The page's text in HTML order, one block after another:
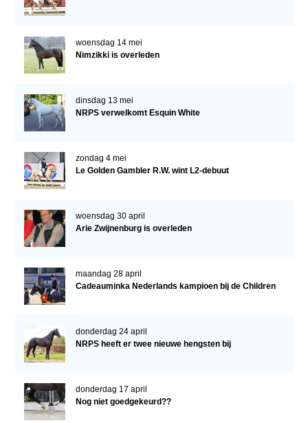
woensdag 14 mei
Nimzikki is overleden
dinsdag 13 mei
NRPS verwelkomt Esquin White
zondag 4 mei
Le Golden Gambler R.W. wint L2-debuut
woensdag 30 april
Arie Zwijnenburg is overleden
maandag 28 april
Cadeauminka Nederlands kampioen bij de Children
donderdag 24 april
NRPS heeft er twee nieuwe hengsten bij
donderdag 17 april
Nog niet goedgekeurd??